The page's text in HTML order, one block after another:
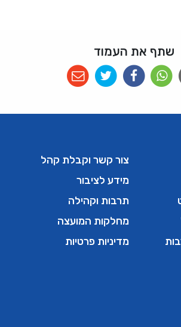
שתף את העמוד
צור קשר וקבלת קהל
מידע לציבור
תרבות וקהילה
מחלקות המועצה
מדיניות פרטיות